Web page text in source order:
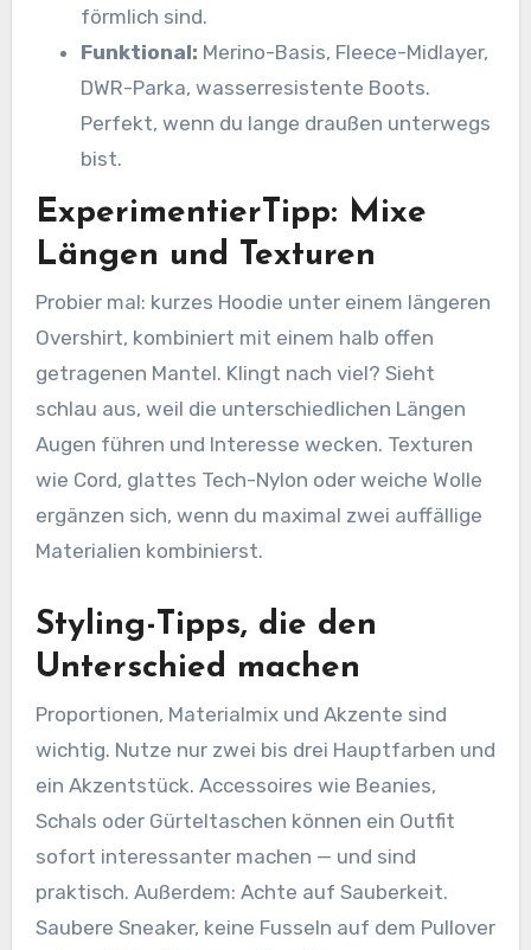
förmlich sind.
Funktional: Merino-Basis, Fleece-Midlayer,
DWR-Parka, wasserresistente Boots.
Perfekt, wenn du lange draußen unterwegs
bist.
ExperimentierTipp: Mixe
Längen und Texturen
Probier mal: kurzes Hoodie unter einem längeren
Overshirt, kombiniert mit einem halb offen
getragenen Mantel. Klingt nach viel? Sieht
schlau aus, weil die unterschiedlichen Längen
Augen führen und Interesse wecken. Texturen
wie Cord, glattes Tech-Nylon oder weiche Wolle
ergänzen sich, wenn du maximal zwei auffällige
Materialien kombinierst.
Styling-Tipps, die den
Unterschied machen
Proportionen, Materialmix und Akzente sind
wichtig. Nutze nur zwei bis drei Hauptfarben und
ein Akzentstück. Accessoires wie Beanies,
Schals oder Gürteltaschen können ein Outfit
sofort interessanter machen — und sind
praktisch. Außerdem: Achte auf Sauberkeit.
Saubere Sneaker, keine Fusseln auf dem Pullover